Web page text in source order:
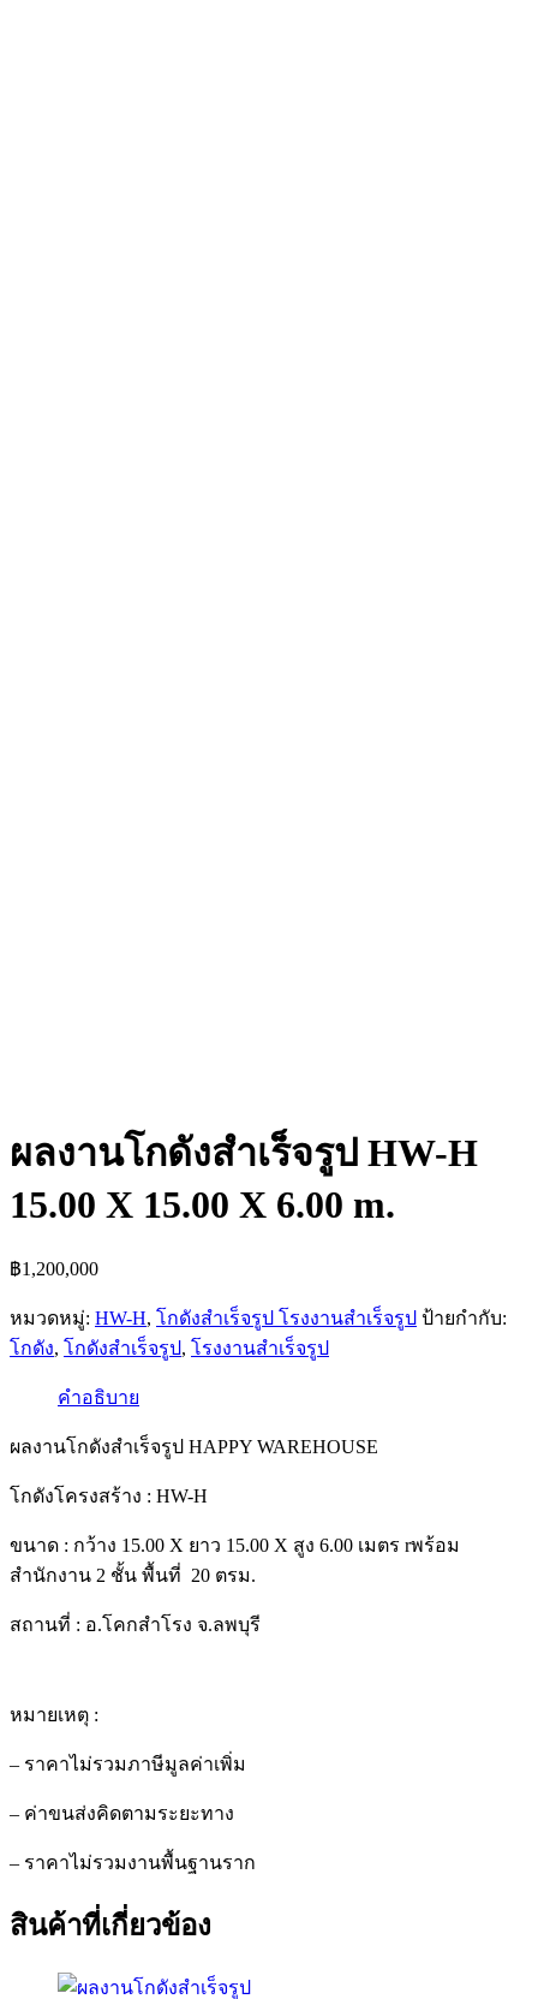
ผลงานโกดังสำเร็จรูป HW-H
15.00 X 15.00 X 6.00 m.
฿1,200,000
หมวดหมู่: HW-H, โกดังสำเร็จรูป โรงงานสำเร็จรูป ป้ายกำกับ:
โกดัง, โกดังสำเร็จรูป, โรงงานสำเร็จรูป
คำอธิบาย
ผลงานโกดังสำเร็จรูป HAPPY WAREHOUSE
โกดังโครงสร้าง : HW-H
ขนาด : กว้าง 15.00 X ยาว 15.00 X สูง 6.00 เมตร rพร้อม
สำนักงาน 2 ชั้น พื้นที่ 20 ตรม.
สถานที่ : อ.โคกสำโรง จ.ลพบุรี
หมายเหตุ :
– ราคาไม่รวมภาษีมูลค่าเพิ่ม
– ค่าขนส่งคิดตามระยะทาง
– ราคาไม่รวมงานพื้นฐานราก
สินค้าที่เกี่ยวข้อง